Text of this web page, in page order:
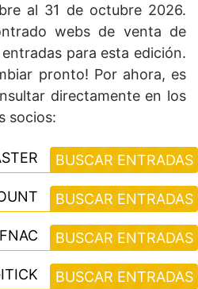
al 31 de octubre 2026.
webs de venta de
para esta edición.
pronto! Por ahora, es
directamente en los
socios:
BUSCAR ENTRADAS
BUSCAR ENTRADAS
FNAC BUSCAR ENTRADAS
BUSCAR ENTRADAS